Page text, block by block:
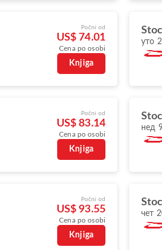
Počni od
US$ 74.01
Cena po osobi
Knjiga
уто
Počni od
US$ 83.14
Cena po osobi
Knjiga
нед
Počni od
US$ 93.55
Cena po osobi
Knjiga
чет